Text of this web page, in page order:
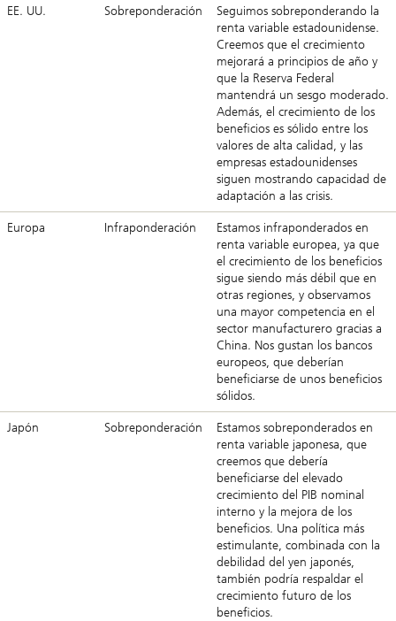
EE. UU. Sobreponderación
Seguimos sobreponderando la
renta variable estadounidense.
Creemos que el crecimiento
mejorará a principios de año y
que la Reserva Federal
mantendrá un sesgo moderado.
Además, el crecimiento de los
beneficios es sólido entre los
valores de alta calidad, y las
empresas estadounidenses
siguen mostrando capacidad de
adaptación a las crisis.
Europa Infraponderación
Estamos infraponderados en
renta variable europea, ya que
el crecimiento de los beneficios
sigue siendo más débil que en
otras regiones, y observamos
una mayor competencia en el
sector manufacturero gracias a
China. Nos gustan los bancos
europeos, que deberían
beneficiarse de unos beneficios
sólidos.
Japón Sobreponderación
Estamos sobreponderados en
renta variable japonesa, que
creemos que debería
beneficiarse del elevado
crecimiento del PIB nominal
interno y la mejora de los
beneficios. Una política más
estimulante, combinada con la
debilidad del yen japonés,
también podría respaldar el
crecimiento futuro de los
beneficios.